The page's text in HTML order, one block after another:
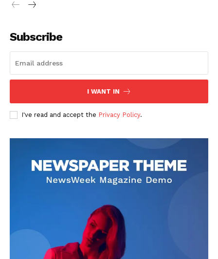
Subscribe
I WANT IN
I've read and accept the Privacy Policy.